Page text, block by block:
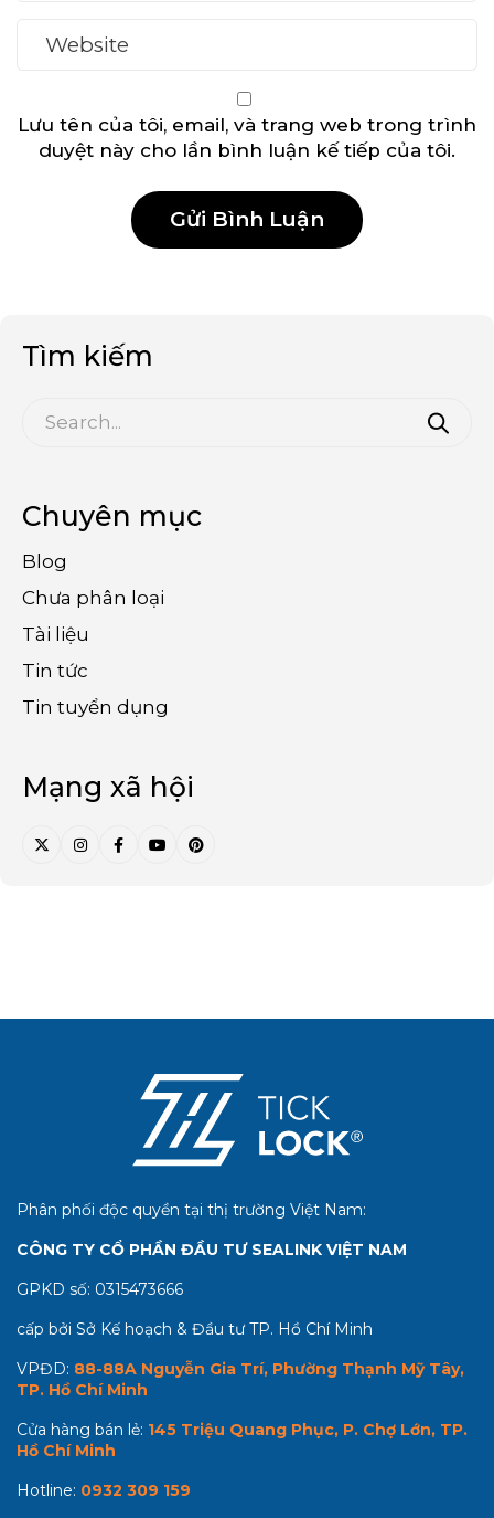
Tìm kiếm
Chuyên mục
Blog
Chưa phân loại
Tài liệu
Tin tức
Tin tuyển dụng
Mạng xã hội
Lưu tên của tôi, email, và trang web trong trình
duyệt này cho lần bình luận kế tiếp của tôi.
Phân phối độc quyền tại thị trường Việt Nam:
CÔNG TY CỔ PHẦN ĐẦU TƯ SEALINK VIỆT NAM
GPKD số: 0315473666
cấp bởi Sở Kế hoạch & Đầu tư TP. Hồ Chí Minh
VPĐD: 88-88A Nguyễn Gia Trí, Phường Thạnh Mỹ Tây,
TP. Hồ Chí Minh
Cửa hàng bán lẻ: 145 Triệu Quang Phục, P. Chợ Lớn, TP.
Hồ Chí Minh
Hotline: 0932 309 159